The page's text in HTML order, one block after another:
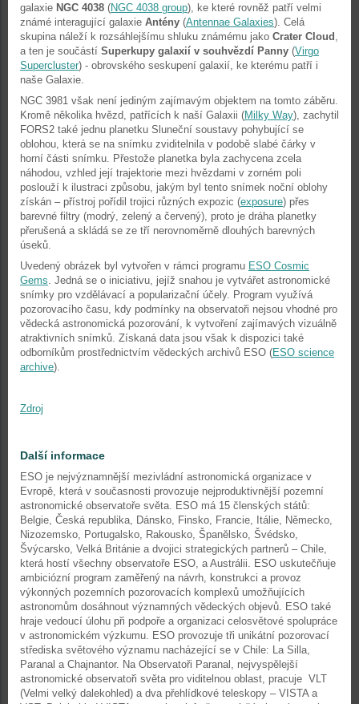
galaxie NGC 4038 (NGC 4038 group), ke které rovněž patří velmi
známé interagující galaxie Antény (Antennae Galaxies). Celá
skupina náleží k rozsáhlejšímu shluku známému jako Crater Cloud ,
a ten je součástí Superkupy galaxií v souhvězdí Panny (Virgo
Supercluster) - obrovského seskupení galaxií, ke kterému patří i
naše Galaxie.
NGC 3981 však není jediným zajímavým objektem na tomto záběru.
Kromě několika hvězd, patřících k naší Galaxii (Milky Way), zachytil
FORS2 také jednu planetku Sluneční soustavy pohybující se
oblohou, která se na snímku zviditelnila v podobě slabé čárky v
horní části snímku. Přestože planetka byla zachycena zcela
náhodou, vzhled její trajektorie mezi hvězdami v zorném poli
poslouží k ilustraci způsobu, jakým byl tento snímek noční oblohy
získán – přístroj pořídil trojici různých expozic (exposure) přes
barevné filtry (modrý, zelený a červený), proto je dráha planetky
přerušená a skládá se ze tří nerovnoměrně dlouhých barevných
úseků.
Uvedený obrázek byl vytvořen v rámci programu ESO Cosmic
Gems. Jedná se o iniciativu, jejíž snahou je vytvářet astronomické
snímky pro vzdělávací a popularizační účely. Program využívá
pozorovacího času, kdy podmínky na observatoři nejsou vhodné pro
vědecká astronomická pozorování, k vytvoření zajímavých vizuálně
atraktivních snímků. Získaná data jsou však k dispozici také
odborníkům prostřednictvím vědeckých archivů ESO (ESO science
archive).
Zdroj
Další informace
ESO je nejvýznamnější mezivládní astronomická organizace v
Evropě, která v současnosti provozuje nejproduktivnější pozemní
astronomické observatoře světa. ESO má 15 členských států:
Belgie, Česká republika, Dánsko, Finsko, Francie, Itálie, Německo,
Nizozemsko, Portugalsko, Rakousko, Španělsko, Švédsko,
Švýcarsko, Velká Británie a dvojici strategických partnerů – Chile,
která hostí všechny observatoře ESO, a Austrálii. ESO uskutečňuje
ambiciózní program zaměřený na návrh, konstrukci a provoz
výkonných pozemních pozorovacích komplexů umožňujících
astronomům dosáhnout významných vědeckých objevů. ESO také
hraje vedoucí úlohu při podpoře a organizaci celosvětové spolupráce
v astronomickém výzkumu. ESO provozuje tři unikátní pozorovací
střediska světového významu nacházející se v Chile: La Silla,
Paranal a Chajnantor. Na Observatoři Paranal, nejvyspělejší
astronomické observatoři světa pro viditelnou oblast, pracuje VLT
(Velmi velký dalekohled) a dva přehlídkové teleskopy – VISTA a